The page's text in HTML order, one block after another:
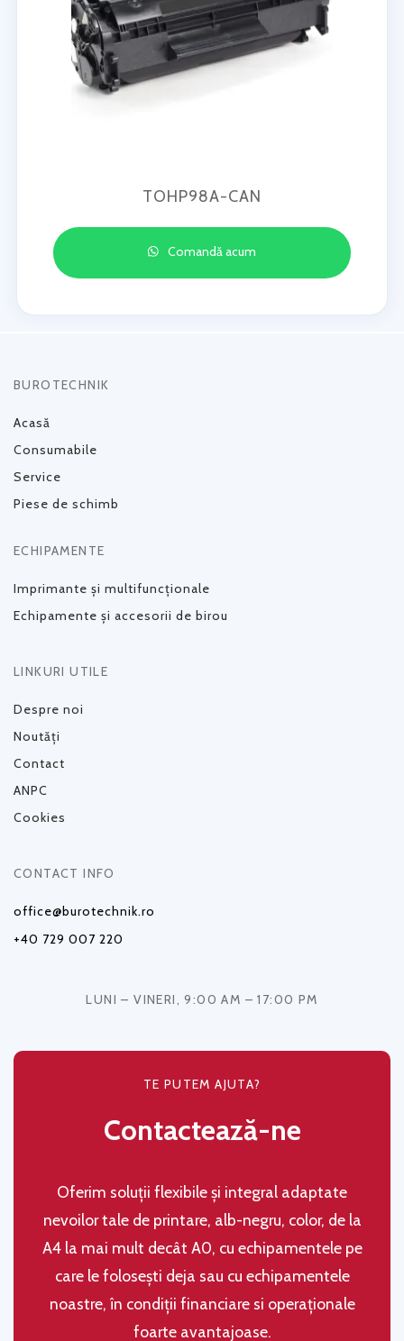
TOHP98A-CAN
Comandă acum
BUROTECHNIK
Acasă
Consumabile
Service
Piese de schimb
ECHIPAMENTE
Imprimante și multifuncționale
Echipamente și accesorii de birou
LINKURI UTILE
Despre noi
Noutăți
Contact
ANPC
Cookies
CONTACT INFO
office@burotechnik.ro
+40 729 007 220
LUNI – VINERI, 9:00 AM – 17:00 PM
TE PUTEM AJUTA?
Contactează-ne
Oferim soluţii flexibile şi integral adaptate
nevoilor tale de printare, alb-negru, color, de la
A4 la mai mult decât A0, cu echipamentele pe
care le folosești deja sau cu echipamentele
noastre, în condiţii financiare si operaţionale
foarte avantajoase.